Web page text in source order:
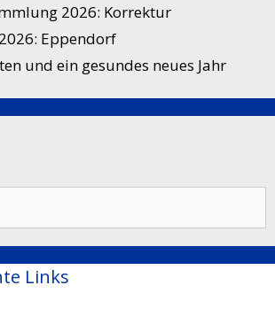
2026: Korrektur
Eppendorf
und ein gesundes neues Jahr
Links